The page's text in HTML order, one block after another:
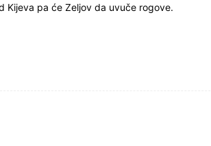
Kijeva pa će Zeljov da uvuče rogove.